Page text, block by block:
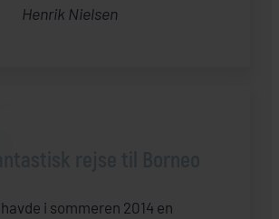
Henrik Nielsen
i sommeren 2014 en